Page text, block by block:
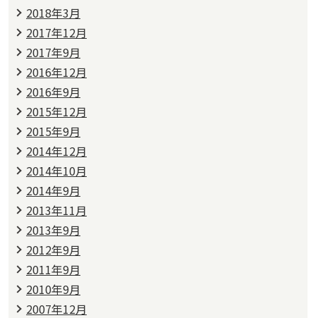
2018年3月
2017年12月
2017年9月
2016年12月
2016年9月
2015年12月
2015年9月
2014年12月
2014年10月
2014年9月
2013年11月
2013年9月
2012年9月
2011年9月
2010年9月
2007年12月